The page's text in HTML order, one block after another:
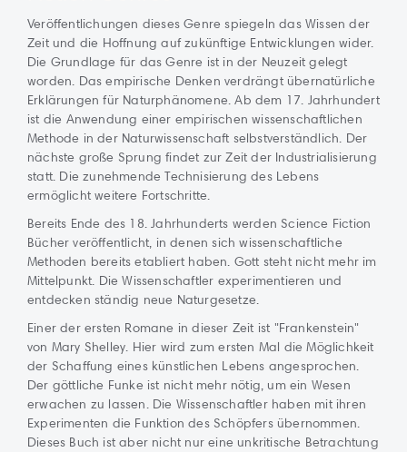
Veröffentlichungen dieses Genre spiegeln das Wissen der
Zeit und die Hoffnung auf zukünftige Entwicklungen wider.
Die Grundlage für das Genre ist in der Neuzeit gelegt
worden. Das empirische Denken verdrängt übernatürliche
Erklärungen für Naturphänomene. Ab dem 17. Jahrhundert
ist die Anwendung einer empirischen wissenschaftlichen
Methode in der Naturwissenschaft selbstverständlich. Der
nächste große Sprung findet zur Zeit der Industrialisierung
statt. Die zunehmende Technisierung des Lebens
ermöglicht weitere Fortschritte.
Bereits Ende des 18. Jahrhunderts werden Science Fiction
Bücher veröffentlicht, in denen sich wissenschaftliche
Methoden bereits etabliert haben. Gott steht nicht mehr im
Mittelpunkt. Die Wissenschaftler experimentieren und
entdecken ständig neue Naturgesetze.
Einer der ersten Romane in dieser Zeit ist "Frankenstein"
von Mary Shelley. Hier wird zum ersten Mal die Möglichkeit
der Schaffung eines künstlichen Lebens angesprochen.
Der göttliche Funke ist nicht mehr nötig, um ein Wesen
erwachen zu lassen. Die Wissenschaftler haben mit ihren
Experimenten die Funktion des Schöpfers übernommen.
Dieses Buch ist aber nicht nur eine unkritische Betrachtung